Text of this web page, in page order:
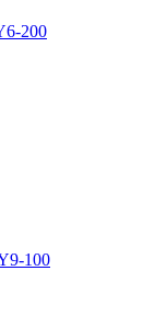
200
100